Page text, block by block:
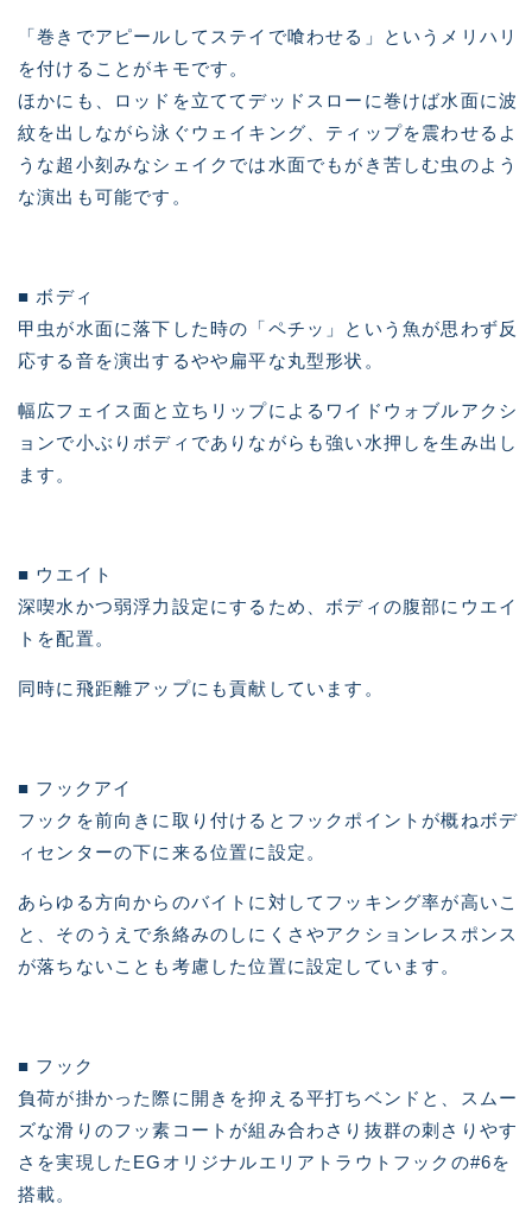
「巻きでアピールしてステイで喰わせる」というメリハリ
を付けることがキモです。
ほかにも、ロッドを立ててデッドスローに巻けば水面に波
紋を出しながら泳ぐウェイキング、ティップを震わせるよ
うな超小刻みなシェイクでは水面でもがき苦しむ虫のよう
な演出も可能です。
■ ボディ
甲虫が水面に落下した時の「ペチッ」という魚が思わず反
応する音を演出するやや扁平な丸型形状。
幅広フェイス面と立ちリップによるワイドウォブルアクシ
ョンで小ぶりボディでありながらも強い水押しを生み出し
ます。
■ ウエイト
深喫水かつ弱浮力設定にするため、ボディの腹部にウエイ
トを配置。
同時に飛距離アップにも貢献しています。
■ フックアイ
フックを前向きに取り付けるとフックポイントが概ねボデ
ィセンターの下に来る位置に設定。
あらゆる方向からのバイトに対してフッキング率が高いこ
と、そのうえで糸絡みのしにくさやアクションレスポンス
が落ちないことも考慮した位置に設定しています。
■ フック
負荷が掛かった際に開きを抑える平打ちベンドと、スムー
ズな滑りのフッ素コートが組み合わさり抜群の刺さりやす
さを実現したEGオリジナルエリアトラウトフックの#6を
搭載。